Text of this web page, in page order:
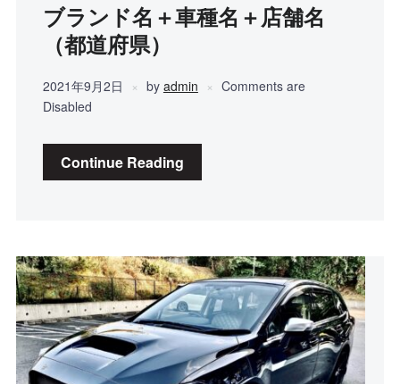
ブランド名＋車種名＋店舗名
（都道府県）
2021年9月2日 by admin
Comments are
Disabled
Continue Reading